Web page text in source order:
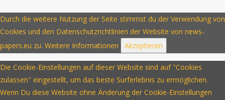
Durch die weitere Nutzung der Seite stimmst du der Verwendung von
Cookies und den Datenschutzrichtlinien der Website von news-
papers.eu zu. Weitere Informationen Akzeptieren
Die Cookie-Einstellungen auf dieser Website sind auf "Cookies
zulassen" eingestellt, um das beste Surferlebnis zu ermöglichen.
Wenn Du diese Website ohne Änderung der Cookie-Einstellungen